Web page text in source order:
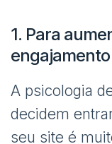
1. Para
A psicologia
decidem
seu site é